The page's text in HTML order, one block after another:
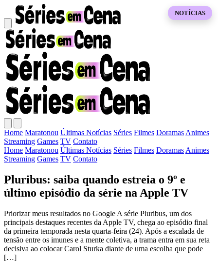
Home Maratonou Últimas Notícias Séries Filmes Doramas Animes
Streaming Games TV Contato
Home Maratonou Últimas Notícias Séries Filmes Doramas Animes
Streaming Games TV Contato
Pluribus: saiba quando estreia o 9º e
último episódio da série na Apple TV
Priorizar meus resultados no Google A série Pluribus, um dos
principais destaques recentes da Apple TV, chega ao episódio final
da primeira temporada nesta quarta-feira (24). Após a escalada de
tensão entre os imunes e a mente coletiva, a trama entra em sua reta
decisiva ao colocar Carol Sturka diante de uma escolha que pode
[…]
NOTÍCIAS